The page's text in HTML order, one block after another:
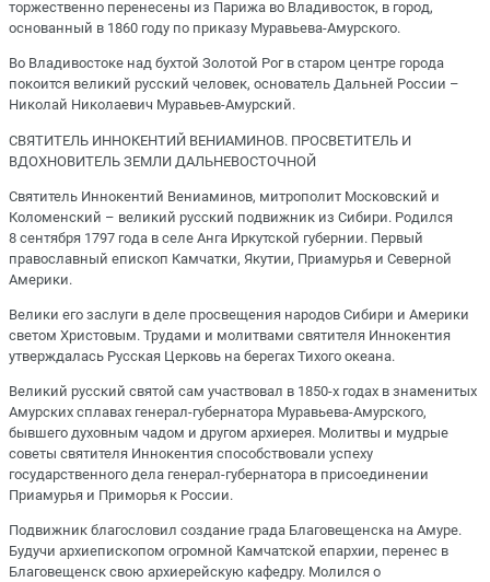
торжественно перенесены из Парижа во Владивосток, в город,
основанный в 1860 году по приказу Муравьева-Амурского.
Во Владивостоке над бухтой Золотой Рог в старом центре города
покоится великий русский человек, основатель Дальней России –
Николай Николаевич Муравьев-Амурский.
СВЯТИТЕЛЬ ИННОКЕНТИЙ ВЕНИАМИНОВ. ПРОСВЕТИТЕЛЬ И
ВДОХНОВИТЕЛЬ ЗЕМЛИ ДАЛЬНЕВОСТОЧНОЙ
Святитель Иннокентий Вениаминов, митрополит Московский и
Коломенский – великий русский подвижник из Сибири. Родился
8 сентября 1797 года в селе Анга Иркутской губернии. Первый
православный епископ Камчатки, Якутии, Приамурья и Северной
Америки.
Велики его заслуги в деле просвещения народов Сибири и Америки
светом Христовым. Трудами и молитвами святителя Иннокентия
утверждалась Русская Церковь на берегах Тихого океана.
Великий русский святой сам участвовал в 1850-х годах в знаменитых
Амурских сплавах генерал-губернатора Муравьева-Амурского,
бывшего духовным чадом и другом архиерея. Молитвы и мудрые
советы святителя Иннокентия способствовали успеху
государственного дела генерал-губернатора в присоединении
Приамурья и Приморья к России.
Подвижник благословил создание града Благовещенска на Амуре.
Будучи архиепископом огромной Камчатской епархии, перенес в
Благовещенск свою архиерейскую кафедру. Молился о